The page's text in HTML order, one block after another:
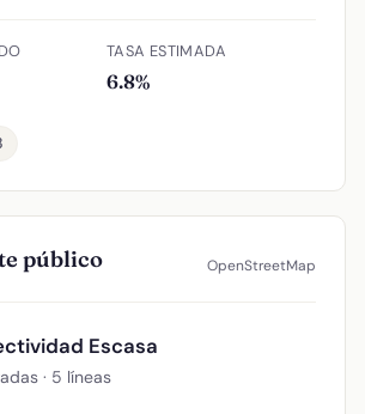
TASA ESTIMADA
6.8%
público OpenStreetMap
Escasa
· 5 líneas